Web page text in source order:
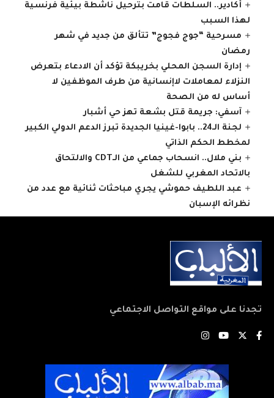
أكادير.. السلطات قامت بترحيل ناشطة بيئية فرنسية
لهذا السبب
مسرحية “جوج فجوج” تتألق من جديد في شهر
رمضان
إدارة السجن المحلي بخريبكة تؤكد أن الادعاء بتعرض
النزلاء لمعاملات لاإنسانية من طرف الموظفين لا
أساس له من الصحة
آسفي: جريمة قتل بشعة تهز حي أشبار
لجنة الـ24.. بابوا-غينيا الجديدة تبرز الدعم الدولي الكبير
لمخطط الحكم الذاتي
بني ملال.. انسحاب جماعي من الـCDT والالتحاق
بالاتحاد المغربي للشغل
عبد اللطيف حموشي يجري مباحثات ثنائية مع عدد من
نظرائه الإسبان
تجدنا على مواقع التواصل الاجتماعي